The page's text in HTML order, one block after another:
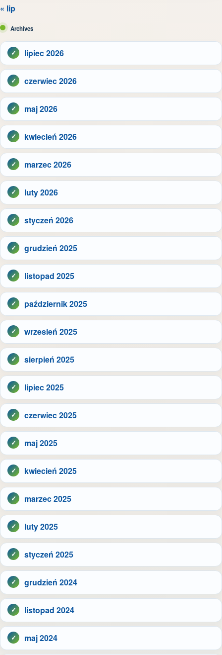
« lip
Archives
lipiec 2026
czerwiec 2026
maj 2026
kwiecień 2026
marzec 2026
luty 2026
styczeń 2026
grudzień 2025
listopad 2025
październik 2025
wrzesień 2025
sierpień 2025
lipiec 2025
czerwiec 2025
maj 2025
kwiecień 2025
marzec 2025
luty 2025
styczeń 2025
grudzień 2024
listopad 2024
maj 2024